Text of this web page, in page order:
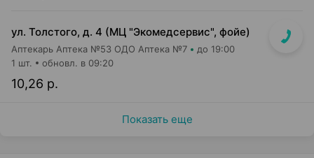
ул. Толстого, д. 4 (МЦ "Экомедсервис", фойе)
Аптекарь Аптека №53 ОДО Аптека №7 до 19:00
10,26 р.
1 шт. обновл. в 09:20
Показать еще